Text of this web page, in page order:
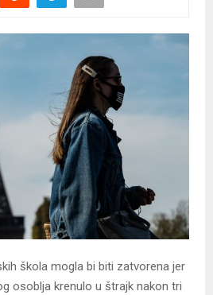
škola mogla bi biti zatvorena jer
osoblja krenulo u štrajk nakon tri